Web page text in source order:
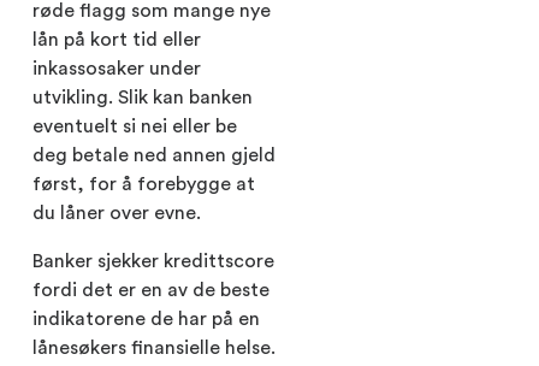
røde flagg som mange nye
lån på kort tid eller
inkassosaker under
utvikling. Slik kan banken
eventuelt si nei eller be
deg betale ned annen gjeld
først, for å forebygge at
du låner over evne.
Banker sjekker kredittscore
fordi det er en av de beste
indikatorene de har på en
lånesøkers finansielle helse.